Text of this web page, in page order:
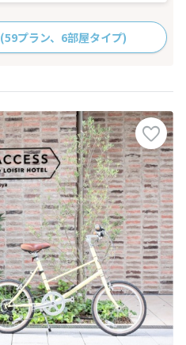
(59プラン、6部屋タイプ)